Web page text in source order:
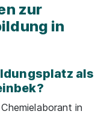
zur
in
als
in